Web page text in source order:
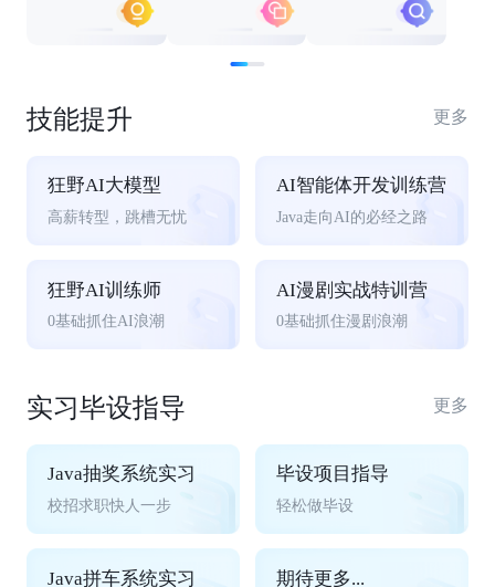
技能提升 更多
狂野AI大模型
高薪转型，跳槽无忧
AI智能体开发训练营
Java走向AI的必经之路
狂野AI训练师
0基础抓住AI浪潮
AI漫剧实战特训营
0基础抓住漫剧浪潮
实习毕设指导 更多
Java抽奖系统实习
校招求职快人一步
毕设项目指导
轻松做毕设
Java拼车系统实习 期待更多...